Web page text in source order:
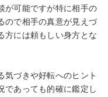
が可能ですが特に相手の
ので相手の真意が見えづ
方には頼もしい身方とな
気づきや好転へのヒント
であっても的確に鑑定し